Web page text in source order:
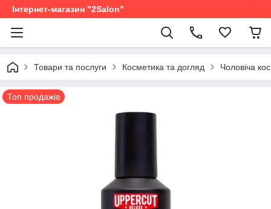
Інтернет-магазин "2Salon"
Товари та послуги Косметика та догляд Чоловіча
Топ продажів